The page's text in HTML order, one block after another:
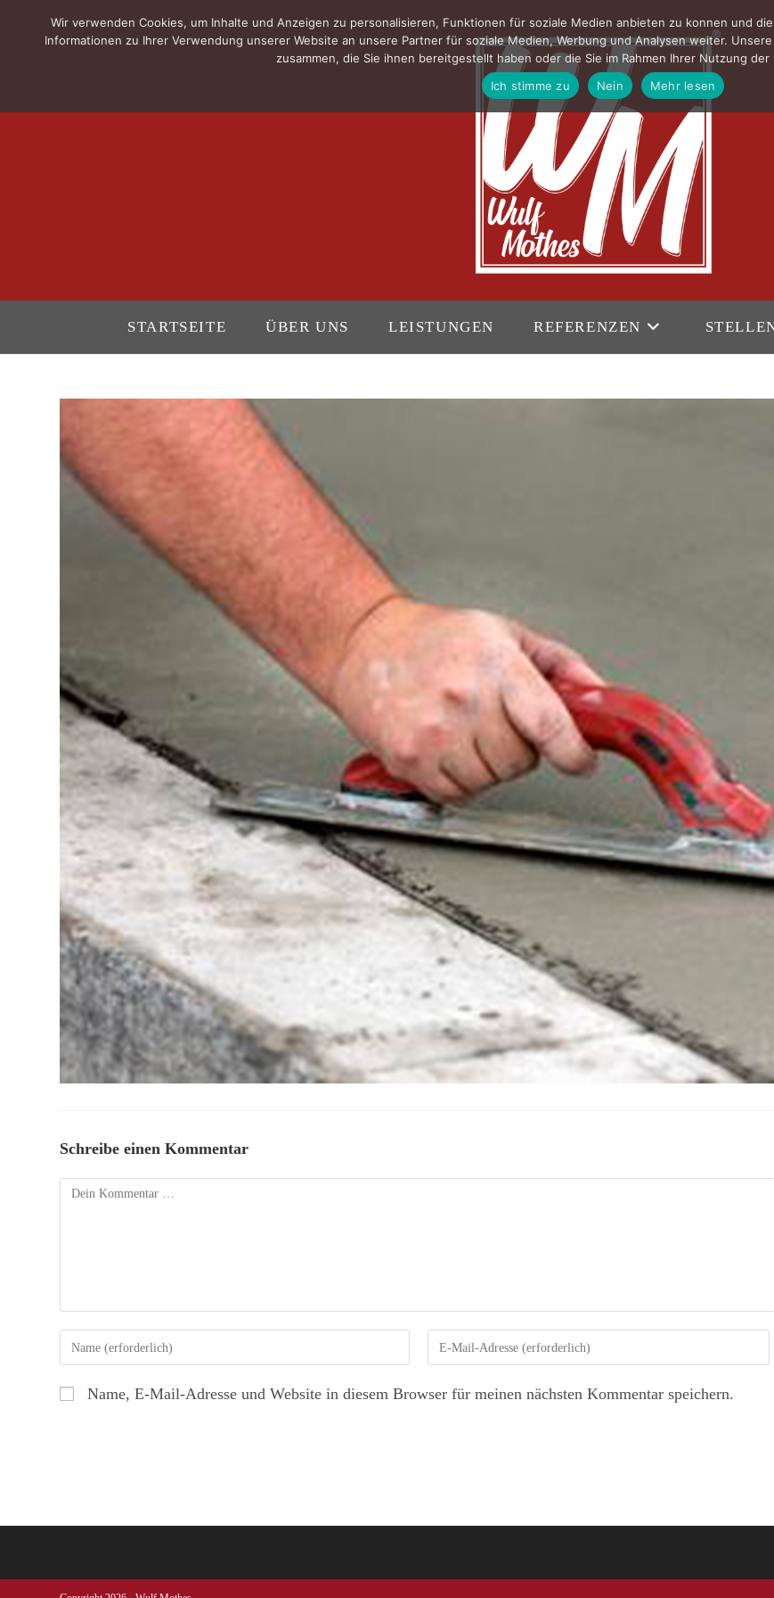
STARTSEITE ÜBER UNS LEISTUNGEN REFERENZEN
Schreibe einen Kommentar
Name, E-Mail-Adresse und Website in diesem Browser für meinen nächsten Kommentar speichern.
Wir verwenden Cookies, um Inhalte und Anzeigen zu personalisieren, Funktionen für soziale Medien anbieten zu konnen und
Informationen zu Ihrer Verwendung unserer Website an unsere Partner für soziale Medien, Werbung und Analysen weiter.
zusammen, die Sie ihnen bereitgestellt haben oder die Sie im Rahmen Ihrer Nutzung
Ich stimme zu
Nein Mehr lesen